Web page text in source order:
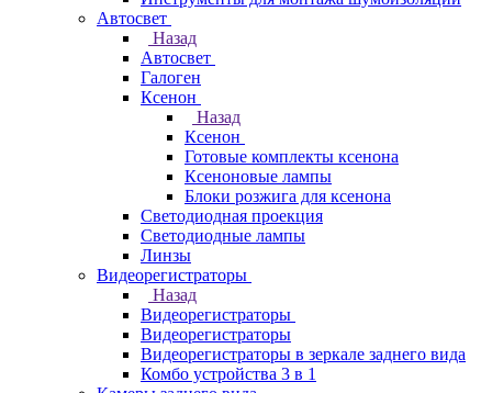
Автосвет
Назад
Автосвет
Галоген
Ксенон
Назад
Ксенон
Готовые комплекты ксенона
Ксеноновые лампы
Блоки розжига для ксенона
Светодиодная проекция
Светодиодные лампы
Линзы
Видеорегистраторы
Назад
Видеорегистраторы
Видеорегистраторы
Видеорегистраторы в зеркале заднего вида
Комбо устройства 3 в 1